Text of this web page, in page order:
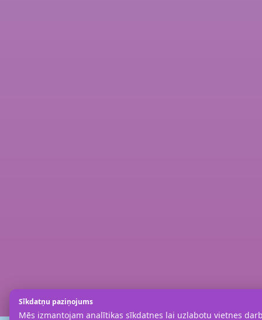
Sīkdatņu paziņojums
Mēs izmantojam analītikas sīkdatnes lai uzlabotu vietnes